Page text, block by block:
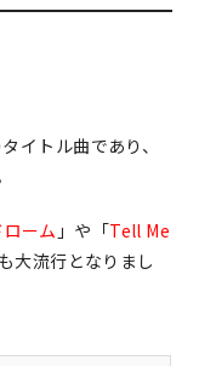
イトル曲であり、
ーム 」や「Tell Me
大流行となりまし